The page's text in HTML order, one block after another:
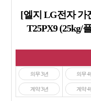
[엘지 LG전자 가
T25PX9 (25kg/
의무 3년
계약 3년
의무 4
계약 4